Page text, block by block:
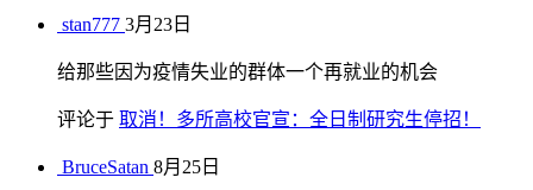
stan777 3月23日
给那些因为疫情失业的群体一个再就业的机会
评论于 取消！多所高校官宣：全日制研究生停招！
BruceSatan 8月25日